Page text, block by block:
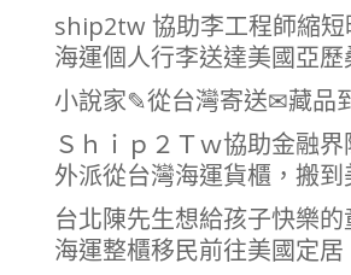
ship2tw 協助李工程師縮短
海運個人行李送達美國亞歷
小說家✎從台灣寄送✉︎藏品
Ｓｈｉｐ２Ｔｗ協助金融
外派從台灣海運貨櫃，搬到
台北陳先生想給孩子快樂
海運整櫃移民前往美國定居